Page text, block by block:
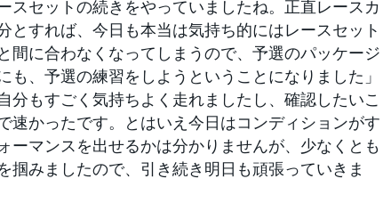
スセットの続きをやっていましたね。正直レースカ
とすれば、今日も本当は気持ち的にはレースセット
間に合わなくなってしまうので、予選のパッケージ
、予選の練習をしようということになりました」
分もすごく気持ちよく走れましたし、確認したいこ
速かったです。とはいえ今日はコンディションがす
ーマンスを出せるかは分かりませんが、少なくとも
掴みましたので、引き続き明日も頑張っていきま